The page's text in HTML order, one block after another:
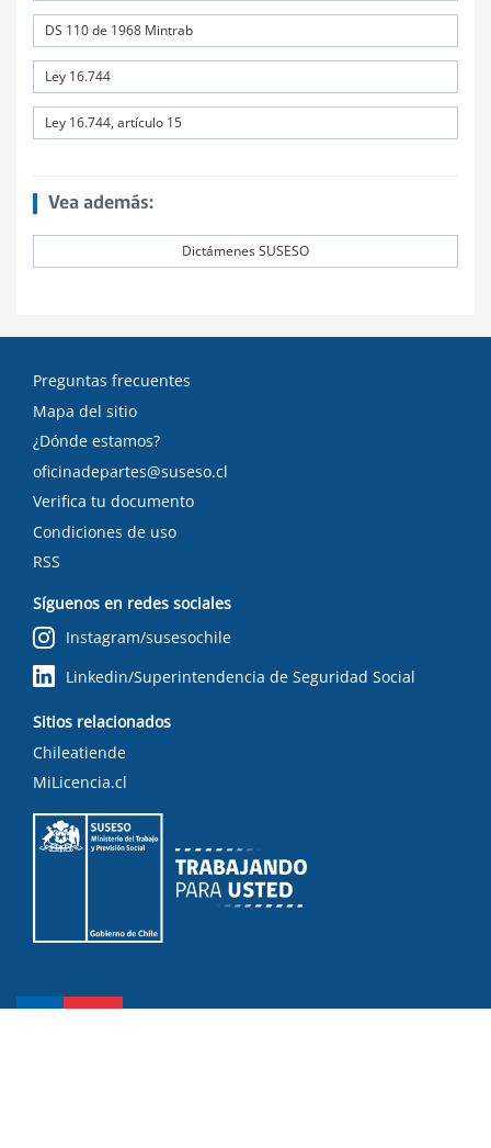
DS 110 de 1968 Mintrab
Ley 16.744
Ley 16.744, artículo 15
Vea además:
Dictámenes SUSESO
Preguntas frecuentes
Mapa del sitio
¿Dónde estamos?
oficinadepartes@suseso.cl
Verifica tu documento
Condiciones de uso
RSS
Síguenos en redes sociales
Instagram/susesochile
Linkedin/Superintendencia de Seguridad Social
Sitios relacionados
Chileatiende
MiLicencia.cl